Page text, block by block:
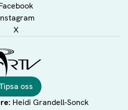
X
oss
Heidi Grandell-Sonck